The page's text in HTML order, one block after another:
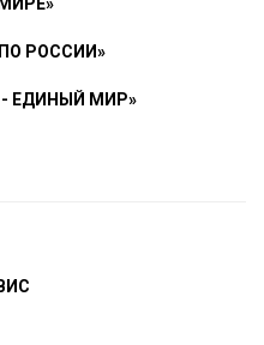
РОССИИ»
ЕДИНЫЙ МИР»